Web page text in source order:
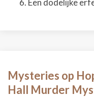
Een dodelijke
Mysteries op
Hall Murder